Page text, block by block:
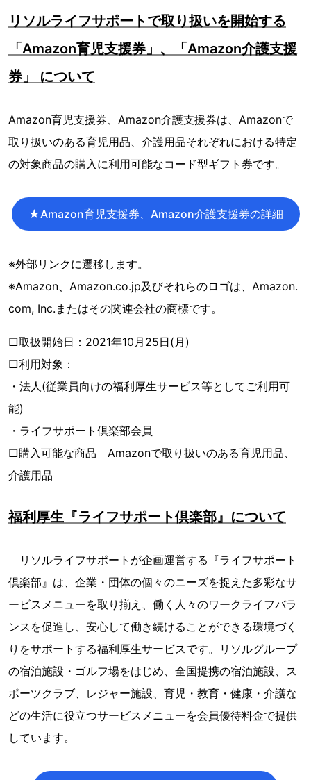
リソルライフサポートで取り扱いを開始する
「Amazon育児支援券」、「Amazon介護支援
券」 について
Amazon育児支援券、Amazon介護支援券は、Amazonで
取り扱いのある育児用品、介護用品それぞれにおける特定
の対象商品の購入に利用可能なコード型ギフト券です。
★Amazon育児支援券、Amazon介護支援券の詳細
※外部リンクに遷移します。
※Amazon、Amazon.co.jp及びそれらのロゴは、Amazon.
com, Inc.またはその関連会社の商標です。
□取扱開始日：2021年10月25日(月)
□利用対象：
・法人(従業員向けの福利厚生サービス等としてご利用可
能)
・ライフサポート倶楽部会員
□購入可能な商品 Amazonで取り扱いのある育児用品、
介護用品
福利厚生『ライフサポート倶楽部』について
リソルライフサポートが企画運営する『ライフサポート
倶楽部』は、企業・団体の個々のニーズを捉えた多彩なサ
ービスメニューを取り揃え、働く人々のワークライフバラ
ンスを促進し、安心して働き続けることができる環境づく
りをサポートする福利厚生サービスです。リソルグループ
の宿泊施設・ゴルフ場をはじめ、全国提携の宿泊施設、ス
ポーツクラブ、レジャー施設、育児・教育・健康・介護な
どの生活に役立つサービスメニューを会員優待料金で提供
しています。